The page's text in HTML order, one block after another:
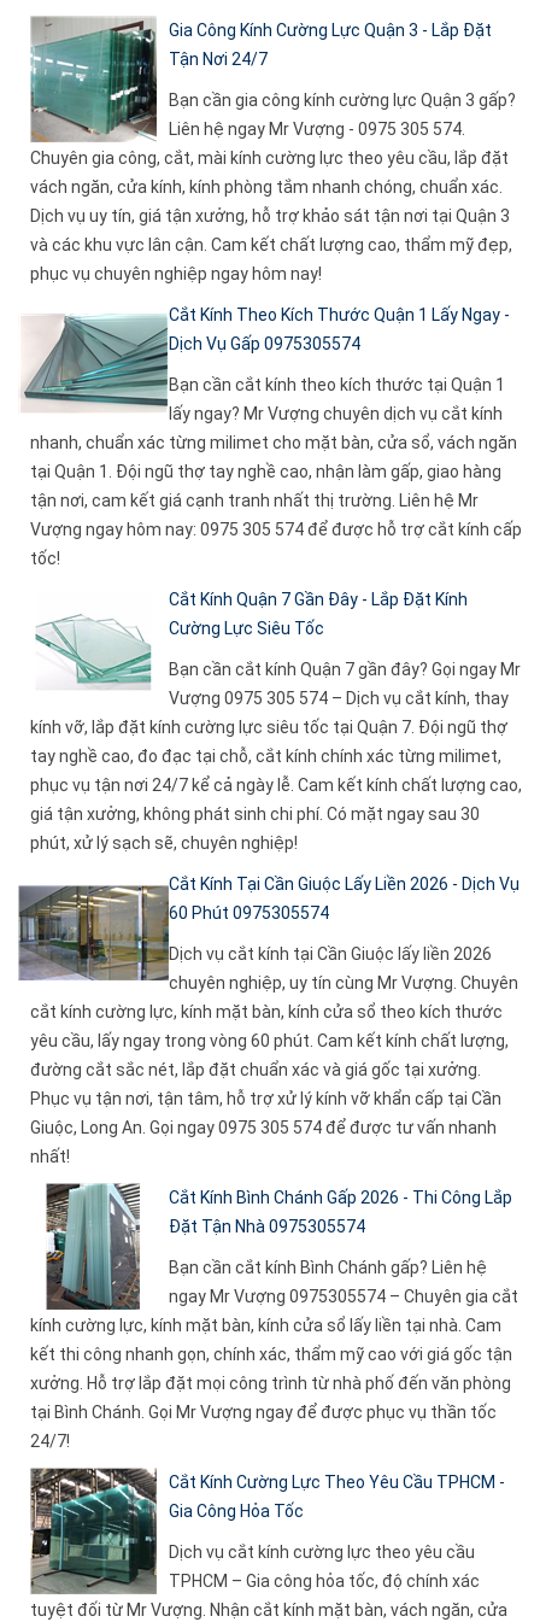
Gia Công Kính Cường Lực Quận 3 - Lắp Đặt
Tận Nơi 24/7
Bạn cần gia công kính cường lực Quận 3 gấp?
Liên hệ ngay Mr Vượng - 0975 305 574.
Chuyên gia công, cắt, mài kính cường lực theo yêu cầu, lắp đặt
vách ngăn, cửa kính, kính phòng tắm nhanh chóng, chuẩn xác.
Dịch vụ uy tín, giá tận xưởng, hỗ trợ khảo sát tận nơi tại Quận 3
và các khu vực lân cận. Cam kết chất lượng cao, thẩm mỹ đẹp,
phục vụ chuyên nghiệp ngay hôm nay!
Cắt Kính Theo Kích Thước Quận 1 Lấy Ngay -
Dịch Vụ Gấp 0975305574
Bạn cần cắt kính theo kích thước tại Quận 1
lấy ngay? Mr Vượng chuyên dịch vụ cắt kính
nhanh, chuẩn xác từng milimet cho mặt bàn, cửa sổ, vách ngăn
tại Quận 1. Đội ngũ thợ tay nghề cao, nhận làm gấp, giao hàng
tận nơi, cam kết giá cạnh tranh nhất thị trường. Liên hệ Mr
Vượng ngay hôm nay: 0975 305 574 để được hỗ trợ cắt kính cấp
tốc!
Cắt Kính Quận 7 Gần Đây - Lắp Đặt Kính
Cường Lực Siêu Tốc
Bạn cần cắt kính Quận 7 gần đây? Gọi ngay Mr
Vượng 0975 305 574 – Dịch vụ cắt kính, thay
kính vỡ, lắp đặt kính cường lực siêu tốc tại Quận 7. Đội ngũ thợ
tay nghề cao, đo đạc tại chỗ, cắt kính chính xác từng milimet,
phục vụ tận nơi 24/7 kể cả ngày lễ. Cam kết kính chất lượng cao,
giá tận xưởng, không phát sinh chi phí. Có mặt ngay sau 30
phút, xử lý sạch sẽ, chuyên nghiệp!
Cắt Kính Tại Cần Giuộc Lấy Liền 2026 - Dịch Vụ
60 Phút 0975305574
Dịch vụ cắt kính tại Cần Giuộc lấy liền 2026
chuyên nghiệp, uy tín cùng Mr Vượng. Chuyên
cắt kính cường lực, kính mặt bàn, kính cửa sổ theo kích thước
yêu cầu, lấy ngay trong vòng 60 phút. Cam kết kính chất lượng,
đường cắt sắc nét, lắp đặt chuẩn xác và giá gốc tại xưởng.
Phục vụ tận nơi, tận tâm, hỗ trợ xử lý kính vỡ khẩn cấp tại Cần
Giuộc, Long An. Gọi ngay 0975 305 574 để được tư vấn nhanh
nhất!
Cắt Kính Bình Chánh Gấp 2026 - Thi Công Lắp
Đặt Tận Nhà 0975305574
Bạn cần cắt kính Bình Chánh gấp? Liên hệ
ngay Mr Vượng 0975305574 – Chuyên gia cắt
kính cường lực, kính mặt bàn, kính cửa sổ lấy liền tại nhà. Cam
kết thi công nhanh gọn, chính xác, thẩm mỹ cao với giá gốc tận
xưởng. Hỗ trợ lắp đặt mọi công trình từ nhà phố đến văn phòng
tại Bình Chánh. Gọi Mr Vượng ngay để được phục vụ thần tốc
24/7!
Cắt Kính Cường Lực Theo Yêu Cầu TPHCM -
Gia Công Hỏa Tốc
Dịch vụ cắt kính cường lực theo yêu cầu
TPHCM – Gia công hỏa tốc, độ chính xác
tuyệt đối từ Mr Vượng. Nhận cắt kính mặt bàn, vách ngăn, cửa